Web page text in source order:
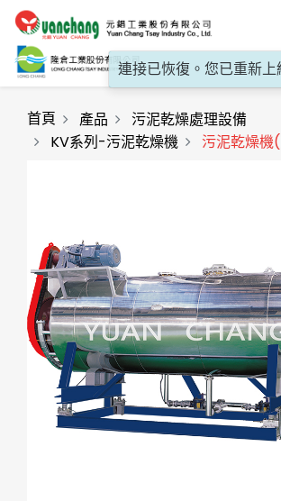
影片介紹
關於元錩
工程實績
最新消息
聯絡我們
繁體中文
首頁 產品
污泥乾燥處理設備
KV系列-污泥乾燥機
污泥乾燥
連接已恢復。您已重新上